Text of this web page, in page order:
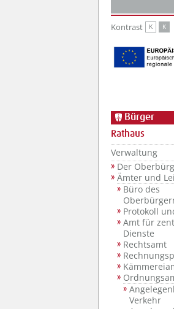
Kontrast K K
Bürger
Rathaus
Verwaltung
Der
Ämter und
Büro des
Protokoll
Amt für
Dienste
Rechtsamt
Verkehr